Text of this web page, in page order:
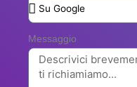
Messaggio